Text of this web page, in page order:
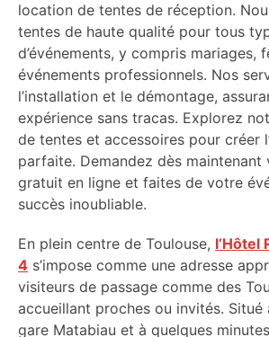
location de tentes de réception.
tentes de haute qualité pour tous
d’événements, y compris mariages,
événements professionnels. Nos
l’installation et le démontage,
expérience sans tracas. Explorez
de tentes et accessoires pour créer
parfaite. Demandez dès maintenant
gratuit en ligne et faites de votre
succès inoubliable.
En plein centre de Toulouse, l’Hôtel
4 s’impose comme une adresse
visiteurs de passage comme des
accueillant proches ou invités. Situé
gare Matabiau et à quelques